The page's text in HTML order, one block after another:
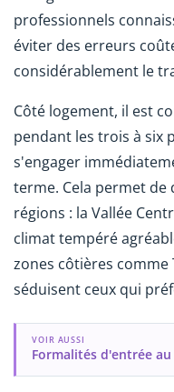
professionnels
éviter des erreurs
considérablement le
Côté logement, il est
pendant les trois à six
s'engager
terme. Cela permet
régions : la Vallée
climat tempéré
zones côtières comme
séduisent ceux qui
VOIR AUSSI
Formalités d'entrée au